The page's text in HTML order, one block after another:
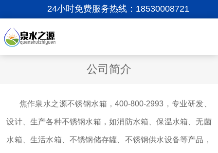
24小时免费服务热线： 18530008721
公司简介
焦作泉水之源不锈钢水箱，400-800-2993，专业研发、
设计、生产各种不锈钢水箱，如消防水箱、保温水箱、无菌
水箱、生活水箱、不锈钢储存罐、不锈钢供水设备等产品，